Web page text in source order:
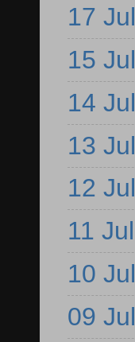
17 Jul
15 Jul
14 Jul
13 Jul
12 Jul
11 Jul
10 Jul
09 Jul